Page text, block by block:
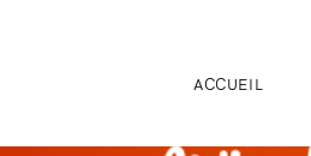
ACCUEIL